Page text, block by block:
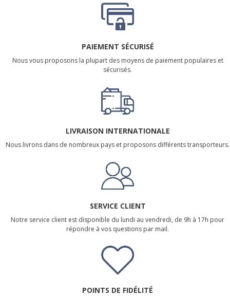
PAIEMENT SÉCURISÉ
Nous vous proposons la plupart des moyens de paiement populaires et
sécurisés.
LIVRAISON INTERNATIONALE
Nous livrons dans de nombreux pays et proposons différents transporteurs.
SERVICE CLIENT
Notre service client est disponible du lundi au vendredi, de 9h à 17h pour
répondre à vos questions par mail.
POINTS DE FIDÉLITÉ